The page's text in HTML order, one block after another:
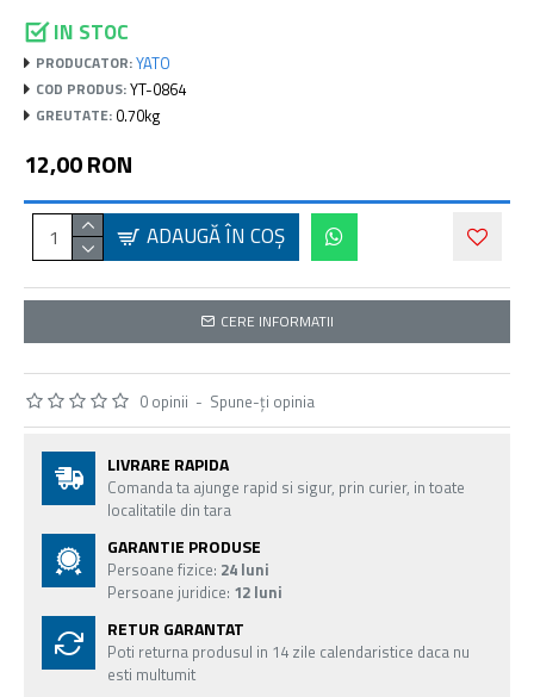
IN STOC
PRODUCATOR:YATO
COD PRODUS:YT-0864
GREUTATE: 0.70kg
0 opinii - Spune-ţi opinia
12,00 RON
ADAUGĂ ÎN COŞ
CERE INFORMATII
LIVRARE RAPIDA
Comanda ta ajunge rapid si sigur, prin curier, in toate
localitatile din tara
GARANTIE PRODUSE
Persoane fizice: 24 luni
Persoane juridice: 12 luni
RETUR GARANTAT
Poti returna produsul in 14 zile calendaristice daca nu
esti multumit